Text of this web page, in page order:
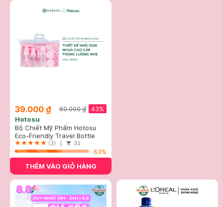
39.000 ₫ 43%
69.000 ₫
Hotosu
Bộ Chiết Mỹ Phẩm Hotosu
Hồng (9 Món)
Eco-Friendly Travel Bottle
Sets
(3) | 32
63%
THÊM VÀO GIỎ HÀNG